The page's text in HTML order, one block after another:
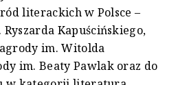
literackich w Polsce –
Kapuścińskiego,
im. Witolda
im. Beaty Pawlak oraz do